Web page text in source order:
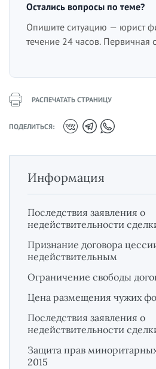
Остались вопросы по теме?
Опишите ситуацию — юрист
течение 24 часов. Первичная
РАСПЕЧАТАТЬ СТРАНИЦУ
ПОДЕЛИТЬСЯ:
Информация
Последствия заявления о
недействительности
Признание договора
недействительным
Ограничение свободы
Цена размещения чужих
Последствия заявления о
недействительности
Защита прав
2015